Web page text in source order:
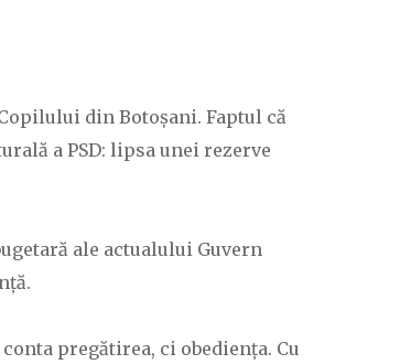
din Botoșani. Faptul că
a PSD: lipsa unei rezerve
ale actualului Guvern
pregătirea, ci obediența. Cu